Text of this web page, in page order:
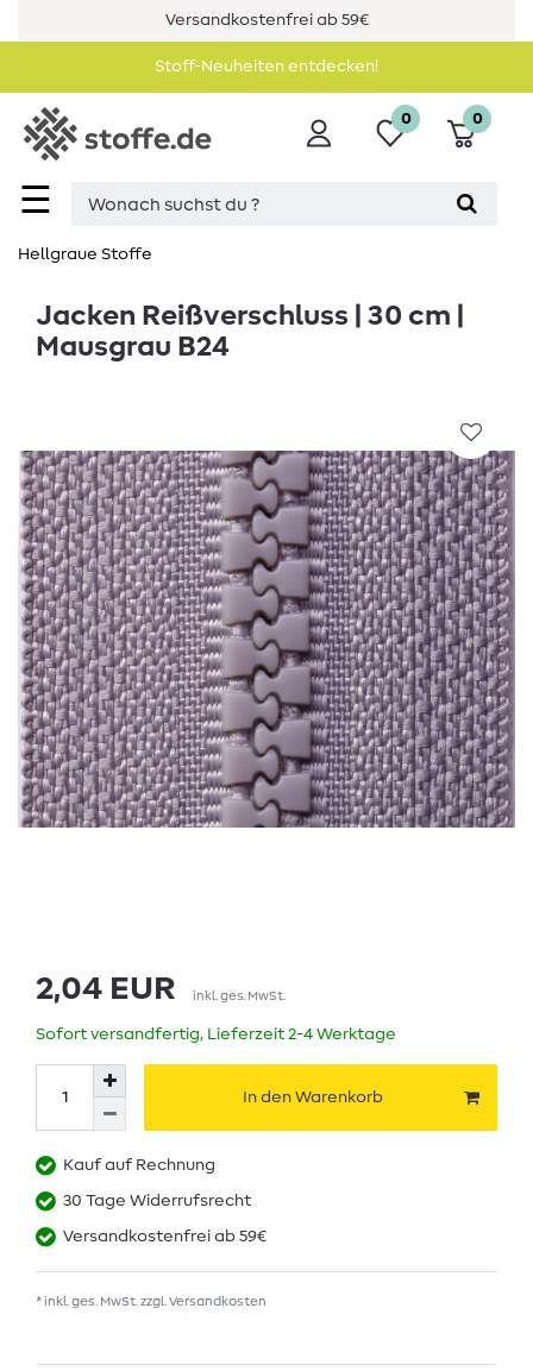
Versandkostenfrei ab 59€
Stoff-Neuheiten entdecken!
☰
0 0
Hellgraue Stoffe
Jacken Reißverschluss | 30 cm |
Mausgrau B24
2,04 EUR inkl. ges. MwSt.
Sofort versandfertig, Lieferzeit 2-4 Werktage
In den Warenkorb
Kauf auf Rechnung
30 Tage Widerrufsrecht
Versandkostenfrei ab 59€
* inkl. ges. MwSt. zzgl.Versandkosten